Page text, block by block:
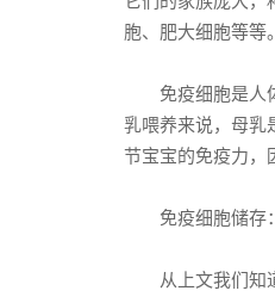
胞、肥大细胞等等。
免疫细胞是人体
乳喂养来说，母乳
节宝宝的免疫力，
免疫细胞储存
从上文我们知道